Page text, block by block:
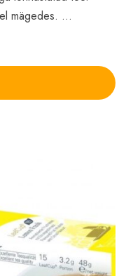
mägedes. …